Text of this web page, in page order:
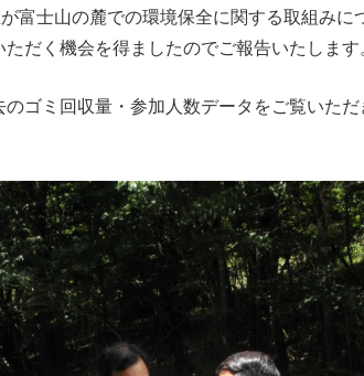
富士山の麓での環境保全に関する取組みに
だく機会を得ましたのでご報告いたします
ゴミ回収量・参加人数データをご覧いた